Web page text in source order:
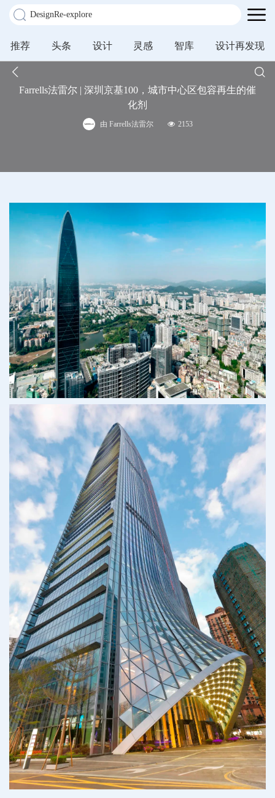
推荐 头条 设计 灵感 智库 设计再发现
Farrells法雷尔 | 深圳京基100，城市中心区包容再生的催
化剂
由 Farrells法雷尔 2153